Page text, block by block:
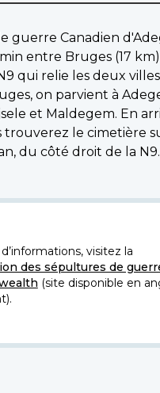
guerre Canadien
entre Bruges (17
qui relie les deux
on parvient à
et Maldegem. En
trouverez le cimetière
du côté droit de la N9.
visitez la
des sépultures de
(site disponible en